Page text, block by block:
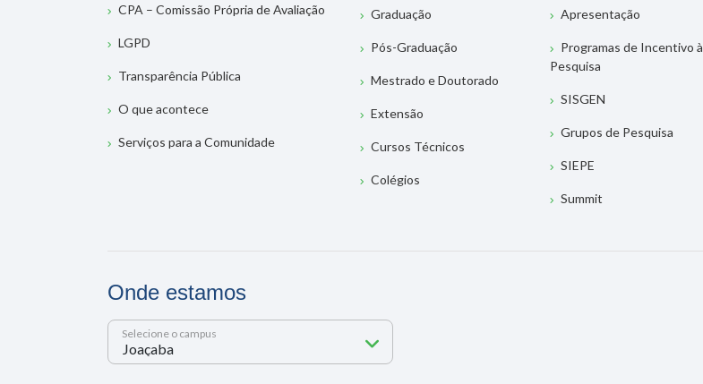
CPA – Comissão Própria de Avaliação
LGPD
Transparência Pública
O que acontece
Serviços para a Comunidade
Graduação
Pós-Graduação
Mestrado e Doutorado
Extensão
Cursos Técnicos
Colégios
Apresentação
Programas de Incentivo à
Pesquisa
SISGEN
Grupos de Pesquisa
SIEPE
Summit
Onde estamos
Selecione o campus